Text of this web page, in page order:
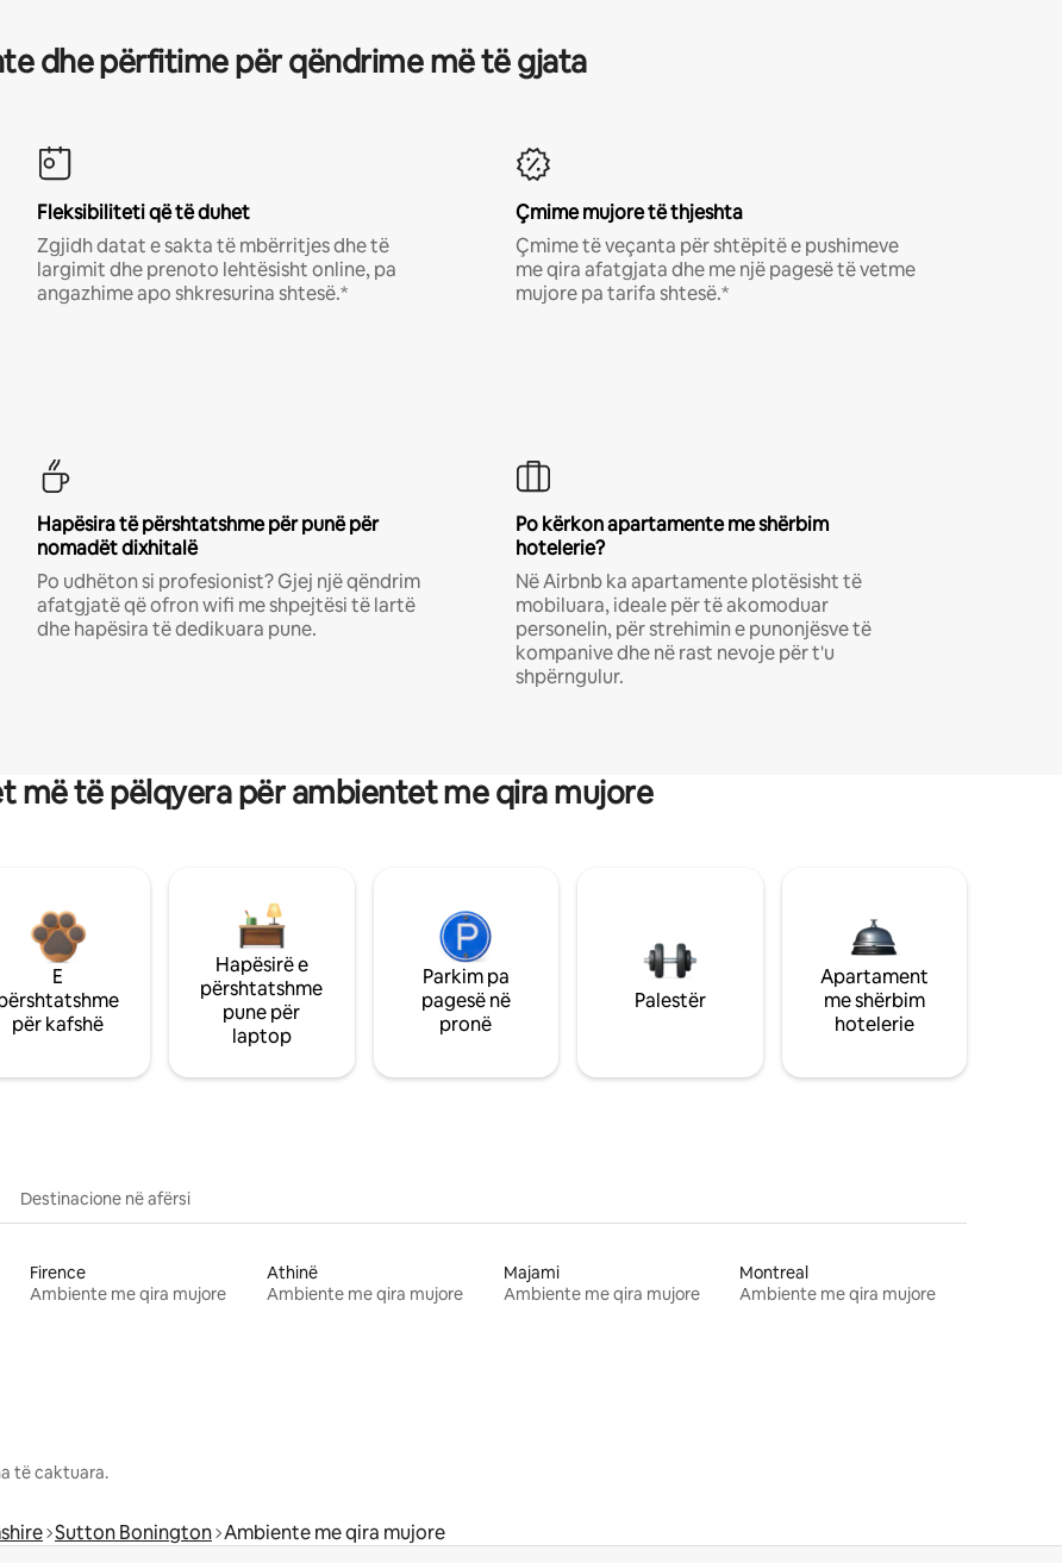
dhe përfitime për qëndrime më të gjata
Fleksibiliteti që të duhet
Zgjidh datat e sakta të mbërritjes dhe të
largimit dhe prenoto lehtësisht online, pa
angazhime apo shkresurina shtesë.*
Çmime mujore të thjeshta
Çmime të veçanta për shtëpitë e pushimeve
me qira afatgjata dhe me një pagesë të vetme
mujore pa tarifa shtesë.*
Hapësira të përshtatshme për punë për
nomadët dixhitalë
Po udhëton si profesionist? Gjej një qëndrim
afatgjatë që ofron wifi me shpejtësi të lartë
dhe hapësira të dedikuara pune.
Po kërkon apartamente me shërbim
hotelerie?
Në Airbnb ka apartamente plotësisht të
mobiluara, ideale për të akomoduar
personelin, për strehimin e punonjësve të
kompanive dhe në rast nevoje për t'u
shpërngulur.
më të pëlqyera për ambientet me qira mujore
E
për kafshë
Hapësirë e
përshtatshme
pune për
laptop
Parkim pa
pagesë në
pronë
Palestër
Apartament
me shërbim
hotelerie
Destinacione në afërsi
Firence
Ambiente me qira mujore
Athinë
Ambiente me qira mujore
Majami
Ambiente me qira mujore
Montreal
Ambiente me qira mujore
të caktuara.
Sutton Bonington Ambiente me qira mujore